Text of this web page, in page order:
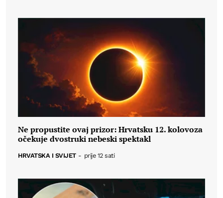
Ne propustite ovaj prizor: Hrvatsku 12. kolovoza
očekuje dvostruki nebeski spektakl
HRVATSKA I SVIJET - prije 12 sati